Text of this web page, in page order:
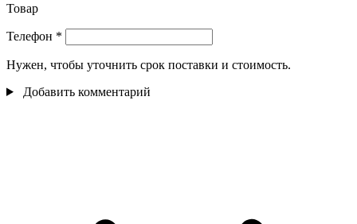
Товар
Телефон *
Нужен, чтобы уточнить срок поставки и стоимость.
Добавить комментарий